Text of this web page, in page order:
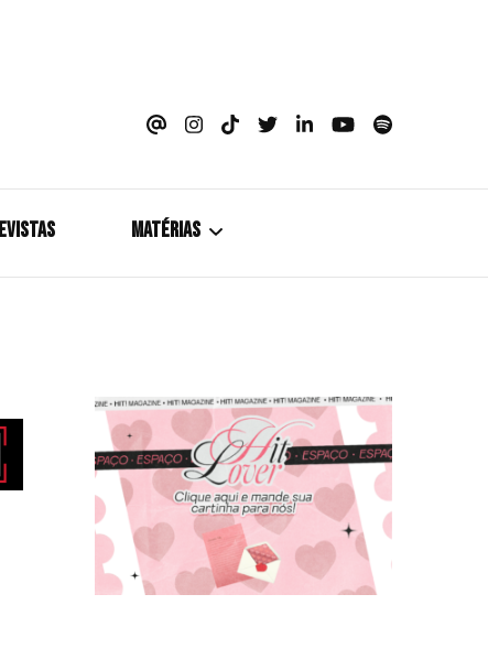
MATÉRIAS
Coletiva de Imprensa
Drama? HIT!
HIT!Fashion
HIT!Filmes